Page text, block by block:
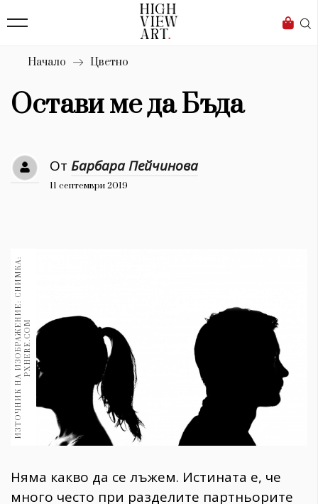
Бизнес
Мода
Dialogue
Красота
Книги
30+
Гурме 1710
Пътувай
Gentlemen
Начало Цветно
Остави ме да Бъда
От Барбара Пейчинова
11 септември 2019
И
З
Т
О
Ч
Н
И
К
Н
А
И
З
О
Б
Р
А
Ж
Е
Н
И
Е
:
С
Н
И
М
К
А
:
P
X
H
E
R
E
.
C
OM
Няма какво да се лъжем. Истината е, че
много често при разделите партньорите